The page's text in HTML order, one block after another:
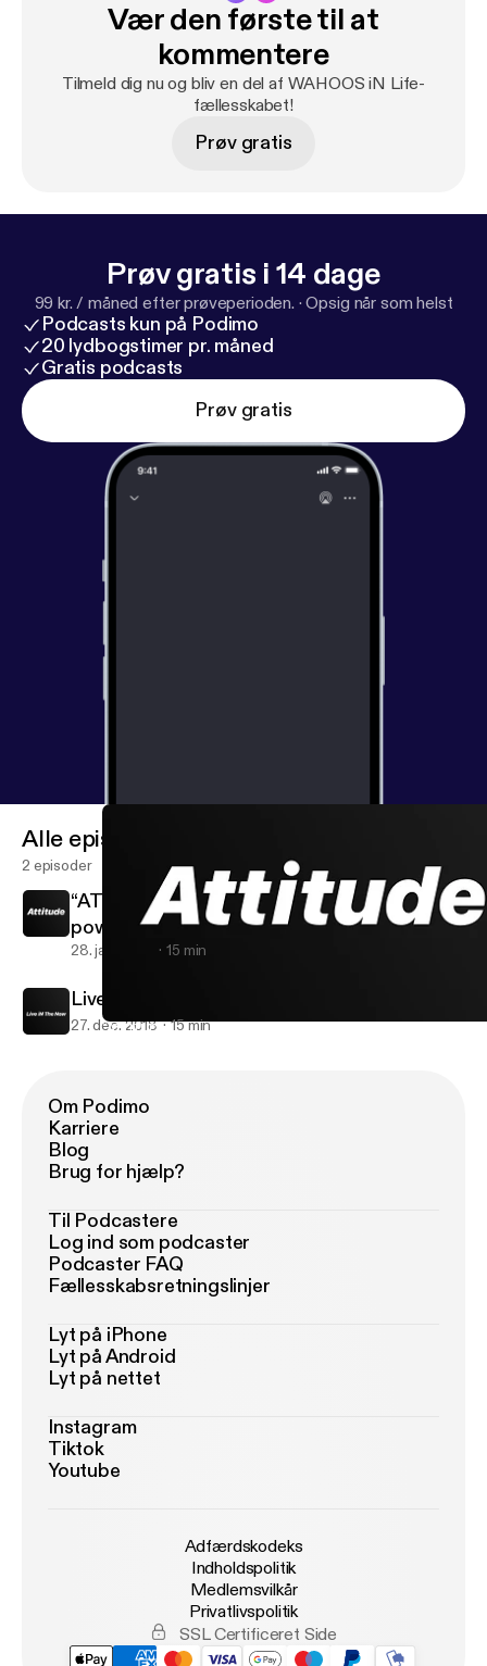
Vær den første til at
kommentere
Tilmeld dig nu og bliv en del af WAHOOS iN Life-
fællesskabet!
Prøv gratis
Prøv gratis i 14 dage
99 kr. / måned efter prøveperioden. ·Opsig når som helst
Podcasts kun på Podimo
20 lydbogstimer pr. måned
Gratis podcasts
Prøv gratis
“ATTITUDE” YOU and only YOU have the power over your own
Alle episoder
2 episoder
“ATTITUDE” YOU and only YOU have the
power over your own “Attitude”.
28. jan. 2019 15 min
Live iN The Now
27. dec. 2018 15 min
Om Podimo
Karriere
Blog
Brug for hjælp?
Til Podcastere
Log ind som podcaster
Podcaster FAQ
Fællesskabsretningslinjer
Lyt på iPhone
Lyt på Android
Lyt på nettet
Instagram
Tiktok
Youtube
Adfærdskodeks
Indholdspolitik
Medlemsvilkår
Privatlivspolitik
SSL Certificeret Side